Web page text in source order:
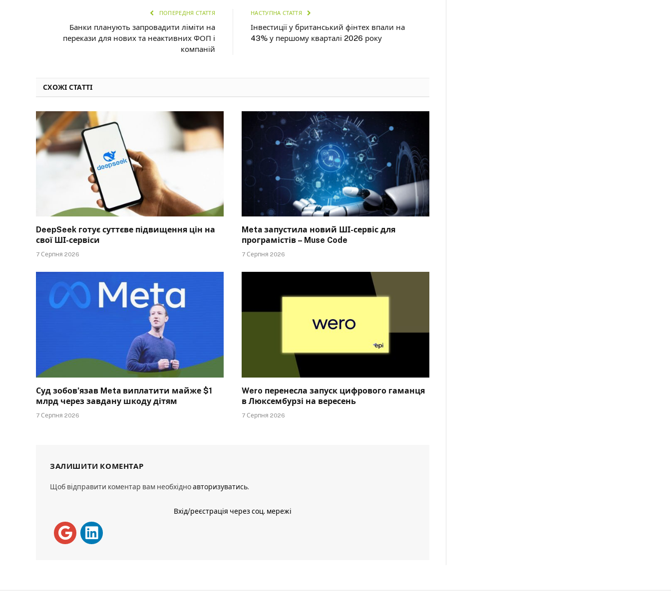
ПОПЕРЕДНЯ СТАТТЯ
Банки планують запровадити ліміти на
перекази для нових та неактивних ФОП і
компаній
НАСТУПНА СТАТТЯ
Інвестиції у британський фінтех впали на
43% у першому кварталі 2026 року
СХОЖІ СТАТТІ
DeepSeek готує суттєве підвищення цін на
свої ШІ-сервіси
7 Серпня 2026
Meta запустила новий ШІ-сервіс для
програмістів – Muse Code
7 Серпня 2026
Суд зобов’язав Meta виплатити майже $1
млрд через завдану шкоду дітям
7 Серпня 2026
Wero перенесла запуск цифрового гаманця
в Люксембурзі на вересень
7 Серпня 2026
ЗАЛИШИТИ КОМЕНТАР
Щоб відправити коментар вам необхідноавторизуватись.
Вхід/реєстрація через соц. мережі